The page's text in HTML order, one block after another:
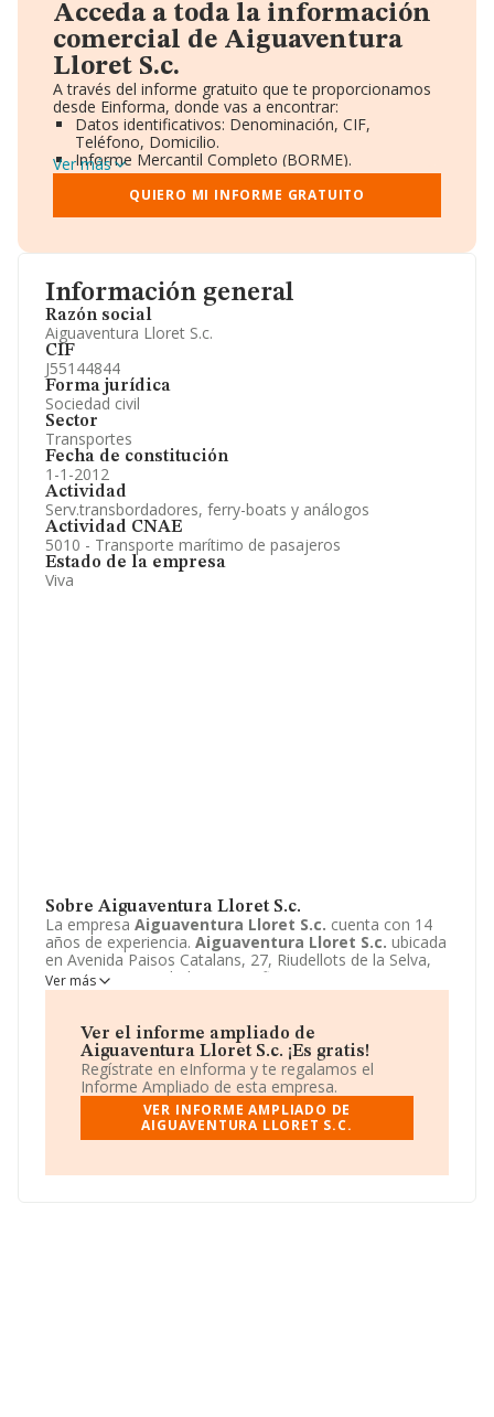
Información general
Razón social
Aiguaventura Lloret S.c.
CIF
J55144844
Forma jurídica
Sociedad civil
Sector
Transportes
Fecha de constitución
1-1-2012
Actividad
Serv.transbordadores, ferry-boats y análogos
Actividad CNAE
5010 - Transporte marítimo de pasajeros
Estado de la empresa
Viva
Sobre Aiguaventura Lloret S.c.
La empresa Aiguaventura Lloret S.c. cuenta con 14
años de experiencia. Aiguaventura Lloret S.c. ubicada
en Avenida Paisos Catalans, 27, Riudellots de la Selva,
Gerona. Su actividad CNAE se fine como 5010 -
Transporte marítimo de pasajeros. El modelo de
Ver más
Ver el informe ampliado de
Aiguaventura Lloret S.c. ¡Es gratis!
Regístrate en eInforma y te regalamos el
Informe Ampliado de esta empresa.
VER INFORME AMPLIADO DE
AIGUAVENTURA LLORET S.C.
Acceda a toda la información
comercial de Aiguaventura
Lloret S.c.
A través del informe gratuito que te proporcionamos
desde Einforma, donde vas a encontrar:
Datos identificativos: Denominación, CIF,
Teléfono, Domicilio.
Informe Mercantil Completo (BORME).
Gráficos de Evolución Ventas y Empleados.
Consejo de Administración y Administradores.
Directivos y Ejecutivos.
Información oficial y registral complementaria.
Ver más
QUIERO MI INFORME GRATUITO